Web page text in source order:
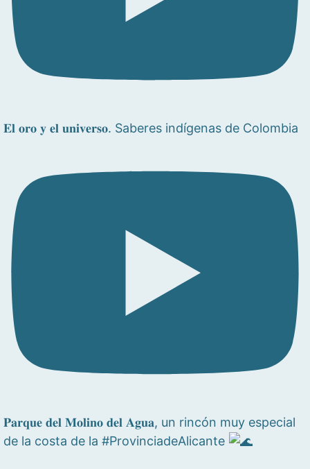
𝐄𝐥 𝐨𝐫𝐨 𝐲 𝐞𝐥 𝐮𝐧𝐢𝐯𝐞𝐫𝐬𝐨. Saberes indígenas de Colombia
𝐏𝐚𝐫𝐪𝐮𝐞 𝐝𝐞𝐥 𝐌𝐨𝐥𝐢𝐧𝐨 𝐝𝐞𝐥 𝐀𝐠𝐮𝐚, un rincón muy especial
de la costa de la #ProvinciadeAlicante